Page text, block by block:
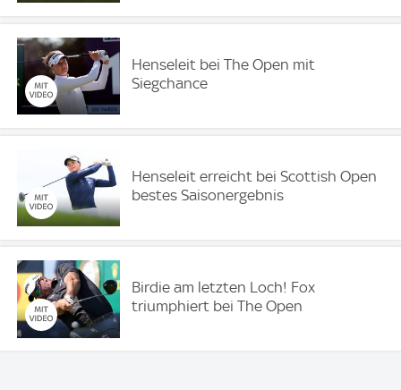
Henseleit bei The Open mit
Siegchance
Henseleit erreicht bei Scottish Open
bestes Saisonergebnis
Birdie am letzten Loch! Fox
triumphiert bei The Open